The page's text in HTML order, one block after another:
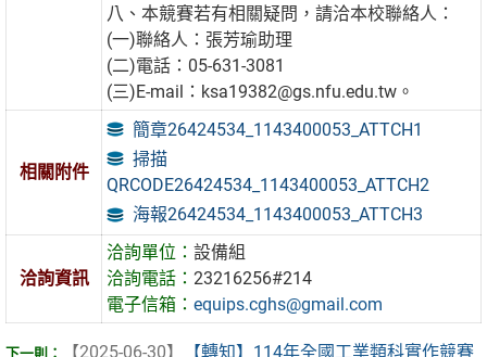
八、本競賽若有相關疑問，請洽本校聯絡人：
(一)聯絡人：張芳瑜助理
(二)電話：05-631-3081
(三)E-mail：ksa19382@gs.nfu.edu.tw。
相關附件
簡章26424534_1143400053_ATTCH1
掃描
QRCODE26424534_1143400053_ATTCH2
海報26424534_1143400053_ATTCH3
洽詢資訊
洽詢單位：設備組
洽詢電話：23216256#214
電子信箱：equips.cghs@gmail.com
【2025-06-30】
【轉知】114年全國工業類科實作競賽